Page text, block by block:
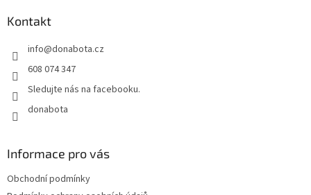
Kontakt
info@donabota.cz
608 074 347
Sledujte nás na facebooku.
donabota
Informace pro vás
Obchodní podmínky